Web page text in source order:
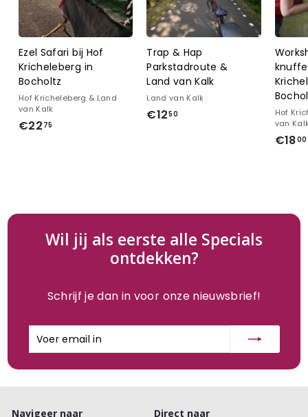
Ezel Safari bij Hof
Kricheleberg in
Bocholtz
Hof Kricheleberg & Land
van Kalk
€22 75
Trap & Hap
Parkstadroute &
Land van Kalk
Land van Kalk
€1250
Hof
van
€1800
Wil jij als eerste alle Specials
ontdekken?
Schrijf je dan in voor onze nieuwsbrief!
Navigeer naar
Direct naar